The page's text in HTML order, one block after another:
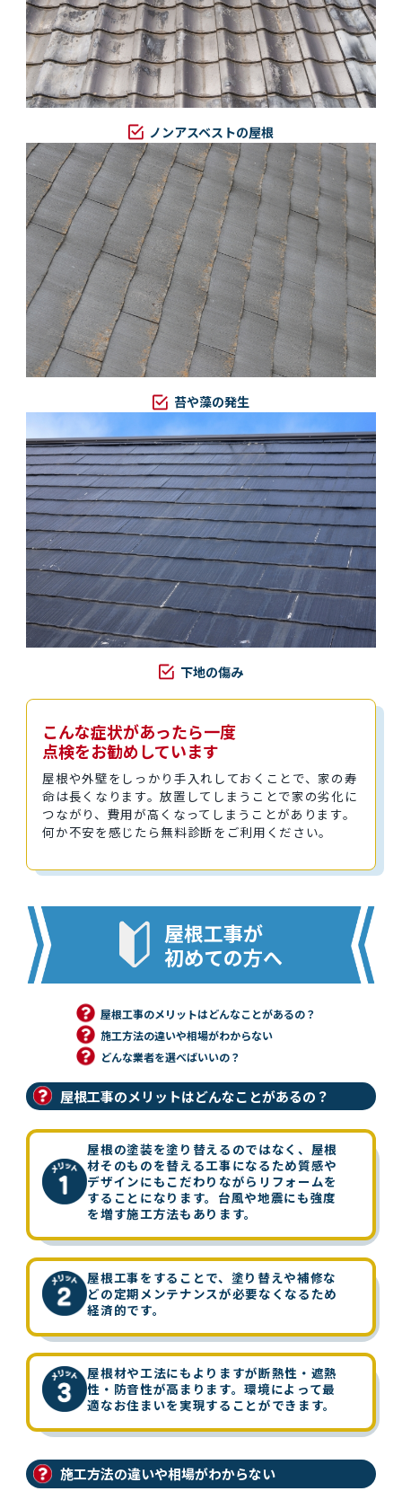
ノンアスベストの屋根
苔や藻の発生
下地の傷み
こんな症状があったら一度
点検をお勧めしています
屋根や外壁をしっかり手入れしておくことで、家の寿
命は長くなります。放置してしまうことで家の劣化に
つながり、費用が高くなってしまうことがあります。
何か不安を感じたら無料診断をご利用ください。
屋根工事が
初めての方へ
屋根工事のメリットはどんなことがあるの？
施工方法の違いや相場がわからない
どんな業者を選べばいいの？
屋根工事のメリットはどんなことがあるの？
屋根の塗装を塗り替えるのではなく、屋根
材そのものを替える工事になるため質感や
デザインにもこだわりながらリフォームを
することになります。台風や地震にも強度
を増す施工方法もあります。
屋根工事をすることで、塗り替えや補修な
どの定期メンテナンスが必要なくなるため
経済的です。
屋根材や工法にもよりますが断熱性・遮熱
性・防音性が高まります。環境によって最
適なお住まいを実現することができます。
施工方法の違いや相場がわからない